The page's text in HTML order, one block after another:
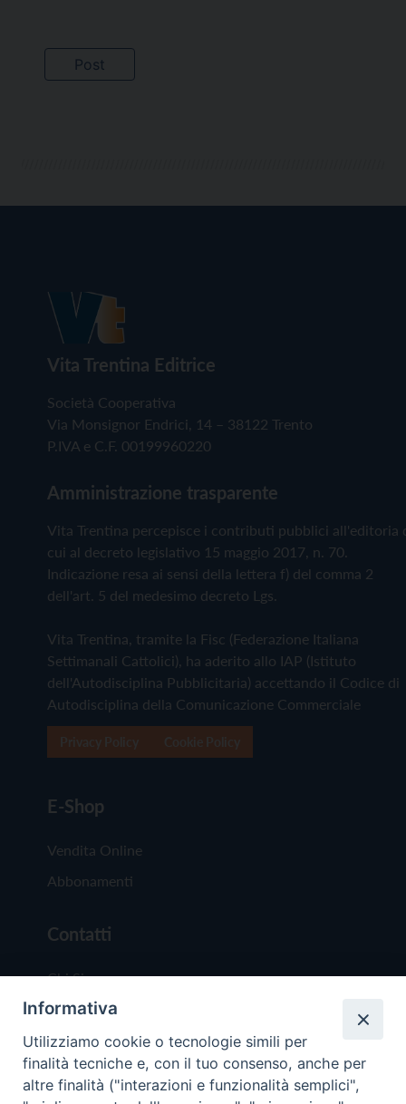
Vita Trentina Editrice
Società Cooperativa
Via Monsignor Endrici, 14 – 38122 Trento
P.IVA e C.F. 00199960220
Amministrazione trasparente
Vita Trentina percepisce i contributi pubblici all'editoria
cui al decreto legislativo 15 maggio 2017, n. 70.
Indicazione resa ai sensi della lettera f) del comma 2
dell'art. 5 del medesimo decreto Lgs.
Vita Trentina, tramite la Fisc (Federazione Italiana
Settimanali Cattolici), ha aderito allo IAP (Istituto
dell'Autodisciplina Pubblicitaria) accettando il Codice di
Autodisciplina della Comunicazione Commerciale
E-Shop
Vendita Online
Abbonamenti
Contatti
Chi Siamo
Redazione
Scrivici
Informativa
Utilizziamo cookie o tecnologie simili per
finalità tecniche e, con il tuo consenso, anche per
altre finalità ("interazioni e funzionalità semplici",